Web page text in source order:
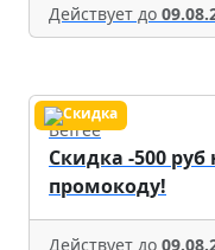
Действует до
Befree
Скидка -500 руб
промокоду!
Действует до